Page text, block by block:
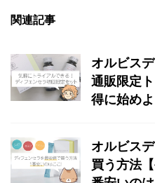
関連記事
オルビス
通販限定
得に始めよ
オルビス
買う方法